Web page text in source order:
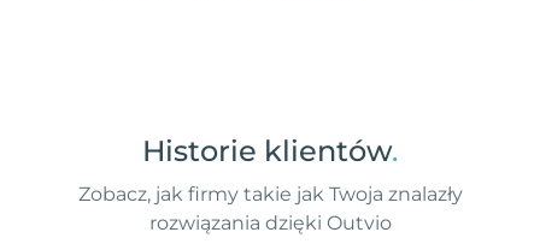
Historie klientów.
Zobacz, jak firmy takie jak Twoja znalazły
rozwiązania dzięki Outvio